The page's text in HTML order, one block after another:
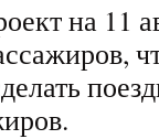
на 11